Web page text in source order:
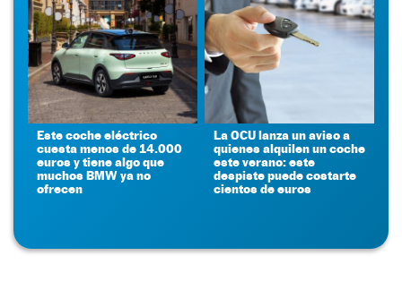
Este coche eléctrico
cuesta menos de 14.000
euros y tiene algo que
muchos BMW ya no
ofrecen
La OCU lanza un aviso a
quienes alquilen un coche
este verano: este
despiste puede costarte
cientos de euros